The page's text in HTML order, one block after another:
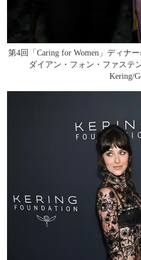
第4回「Caring for Women」ディナ
ダイアン・フォン・ファステ
Kering/